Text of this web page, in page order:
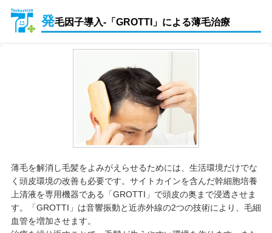
発毛因子導入-「GROTTI」による薄毛治療
薄毛を解消し毛髪をよみがえらせるためには、生活環境だけでな
く頭皮環境の改善も必要です。サイトカインを含んだ幹細胞培養
上清液を専用機器である「GROTTI」で頭皮の奥まで浸透させま
す。「GROTTI」は音響振動と近赤外線の2つの技術により、毛細
血管を増加させます。